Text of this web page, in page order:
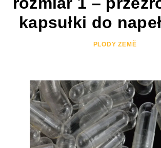
kapsułki do
PLODY ZEMĚ